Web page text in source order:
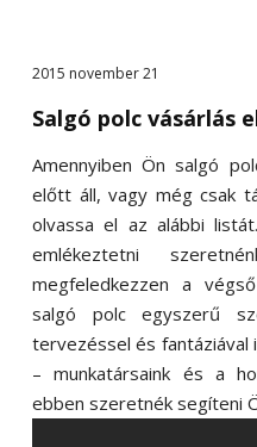
2015 november21
Salgó polc vásárlás
Amennyiben Ön salgó
előtt áll, vagy még csak
olvassa el az alábbi
emlékeztetni
megfeledkezzen a
salgó polc egyszerű
tervezéssel és fantáziával
– munkatársaink és a
ebben szeretnék segíteni